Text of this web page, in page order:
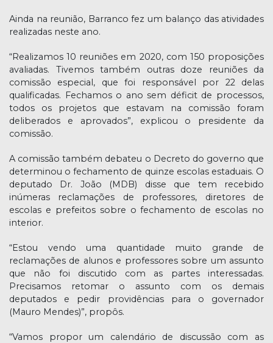
Ainda na reunião, Barranco fez um balanço das atividades
realizadas neste ano.
“Realizamos 10 reuniões em 2020, com 150 proposições
avaliadas. Tivemos também outras doze reuniões da
comissão especial, que foi responsável por 22 delas
qualificadas. Fechamos o ano sem déficit de processos,
todos os projetos que estavam na comissão foram
deliberados e aprovados”, explicou o presidente da
comissão.
A comissão também debateu o Decreto do governo que
determinou o fechamento de quinze escolas estaduais. O
deputado Dr. João (MDB) disse que tem recebido
inúmeras reclamações de professores, diretores de
escolas e prefeitos sobre o fechamento de escolas no
interior.
“Estou vendo uma quantidade muito grande de
reclamações de alunos e professores sobre um assunto
que não foi discutido com as partes interessadas.
Precisamos retomar o assunto com os demais
deputados e pedir providências para o governador
(Mauro Mendes)”, propôs.
“Vamos propor um calendário de discussão com as